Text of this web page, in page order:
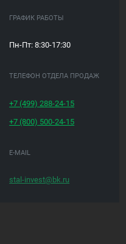
ГРАФИК РАБОТЫ
Пн-Пт: 8:30-17:30
ТЕЛЕФОН ОТДЕЛА ПРОДАЖ
+7 (499) 288-24-15
+7 (800) 500-24-15
E-MAIL
stal-invest@bk.ru